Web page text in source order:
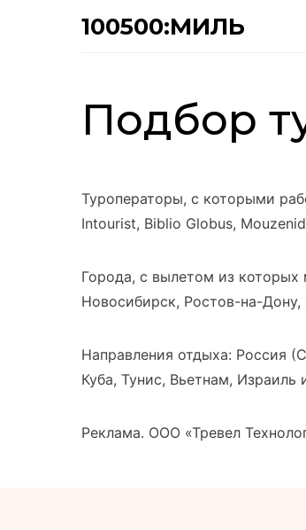
100500:МИЛЬ
Подбор
Туроператоры, с которыми
Intourist, Biblio Globus,
Города, с вылетом из
Новосибирск, Ростов-на-
Направления отдыха: Россия
Куба, Тунис, Вьетнам, Израиль
Реклама. ООО «Тревел